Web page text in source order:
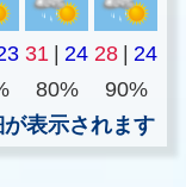
31 | 24 28 | 24
80%
90%
表示されます